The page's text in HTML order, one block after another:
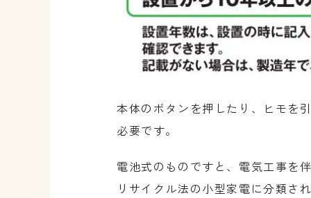
本体のボタンを押したり、ヒモを
必要です。
電池式のものですと、電気工事を
リサイクル法の小型家電に分類さ